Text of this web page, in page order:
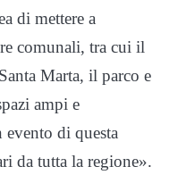
di mettere a
comunali, tra cui il
Marta, il parco e
ampi e
di questa
da tutta la regione».